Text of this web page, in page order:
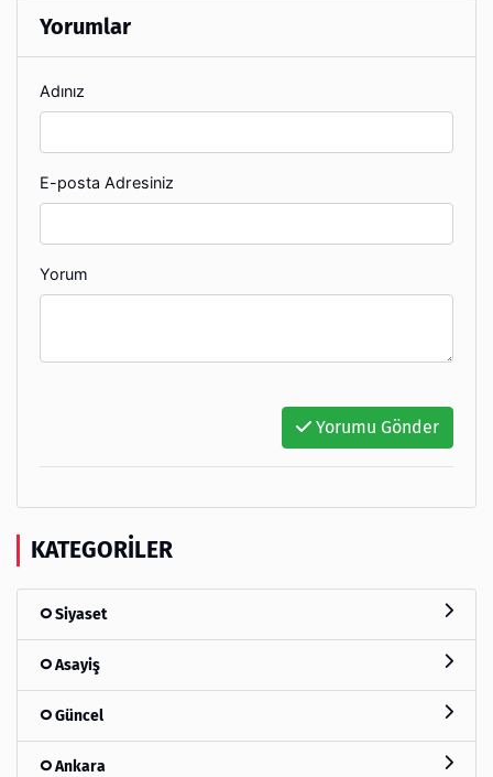
Yorumlar
Adınız
E-posta Adresiniz
Yorum
Yorumu Gönder
KATEGORILER
Siyaset
Asayiş
Güncel
Ankara